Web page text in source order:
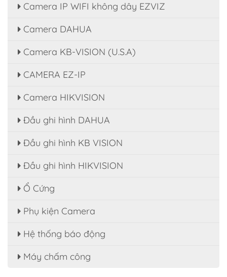
Camera IP WIFI không dây EZVIZ
Camera DAHUA
Camera KB-VISION (U.S.A)
CAMERA EZ-IP
Camera HIKVISION
Đầu ghi hình DAHUA
Đầu ghi hình KB VISION
Đầu ghi hình HIKVISION
Ổ Cứng
Phụ kiện Camera
Hệ thống báo động
Máy chấm công